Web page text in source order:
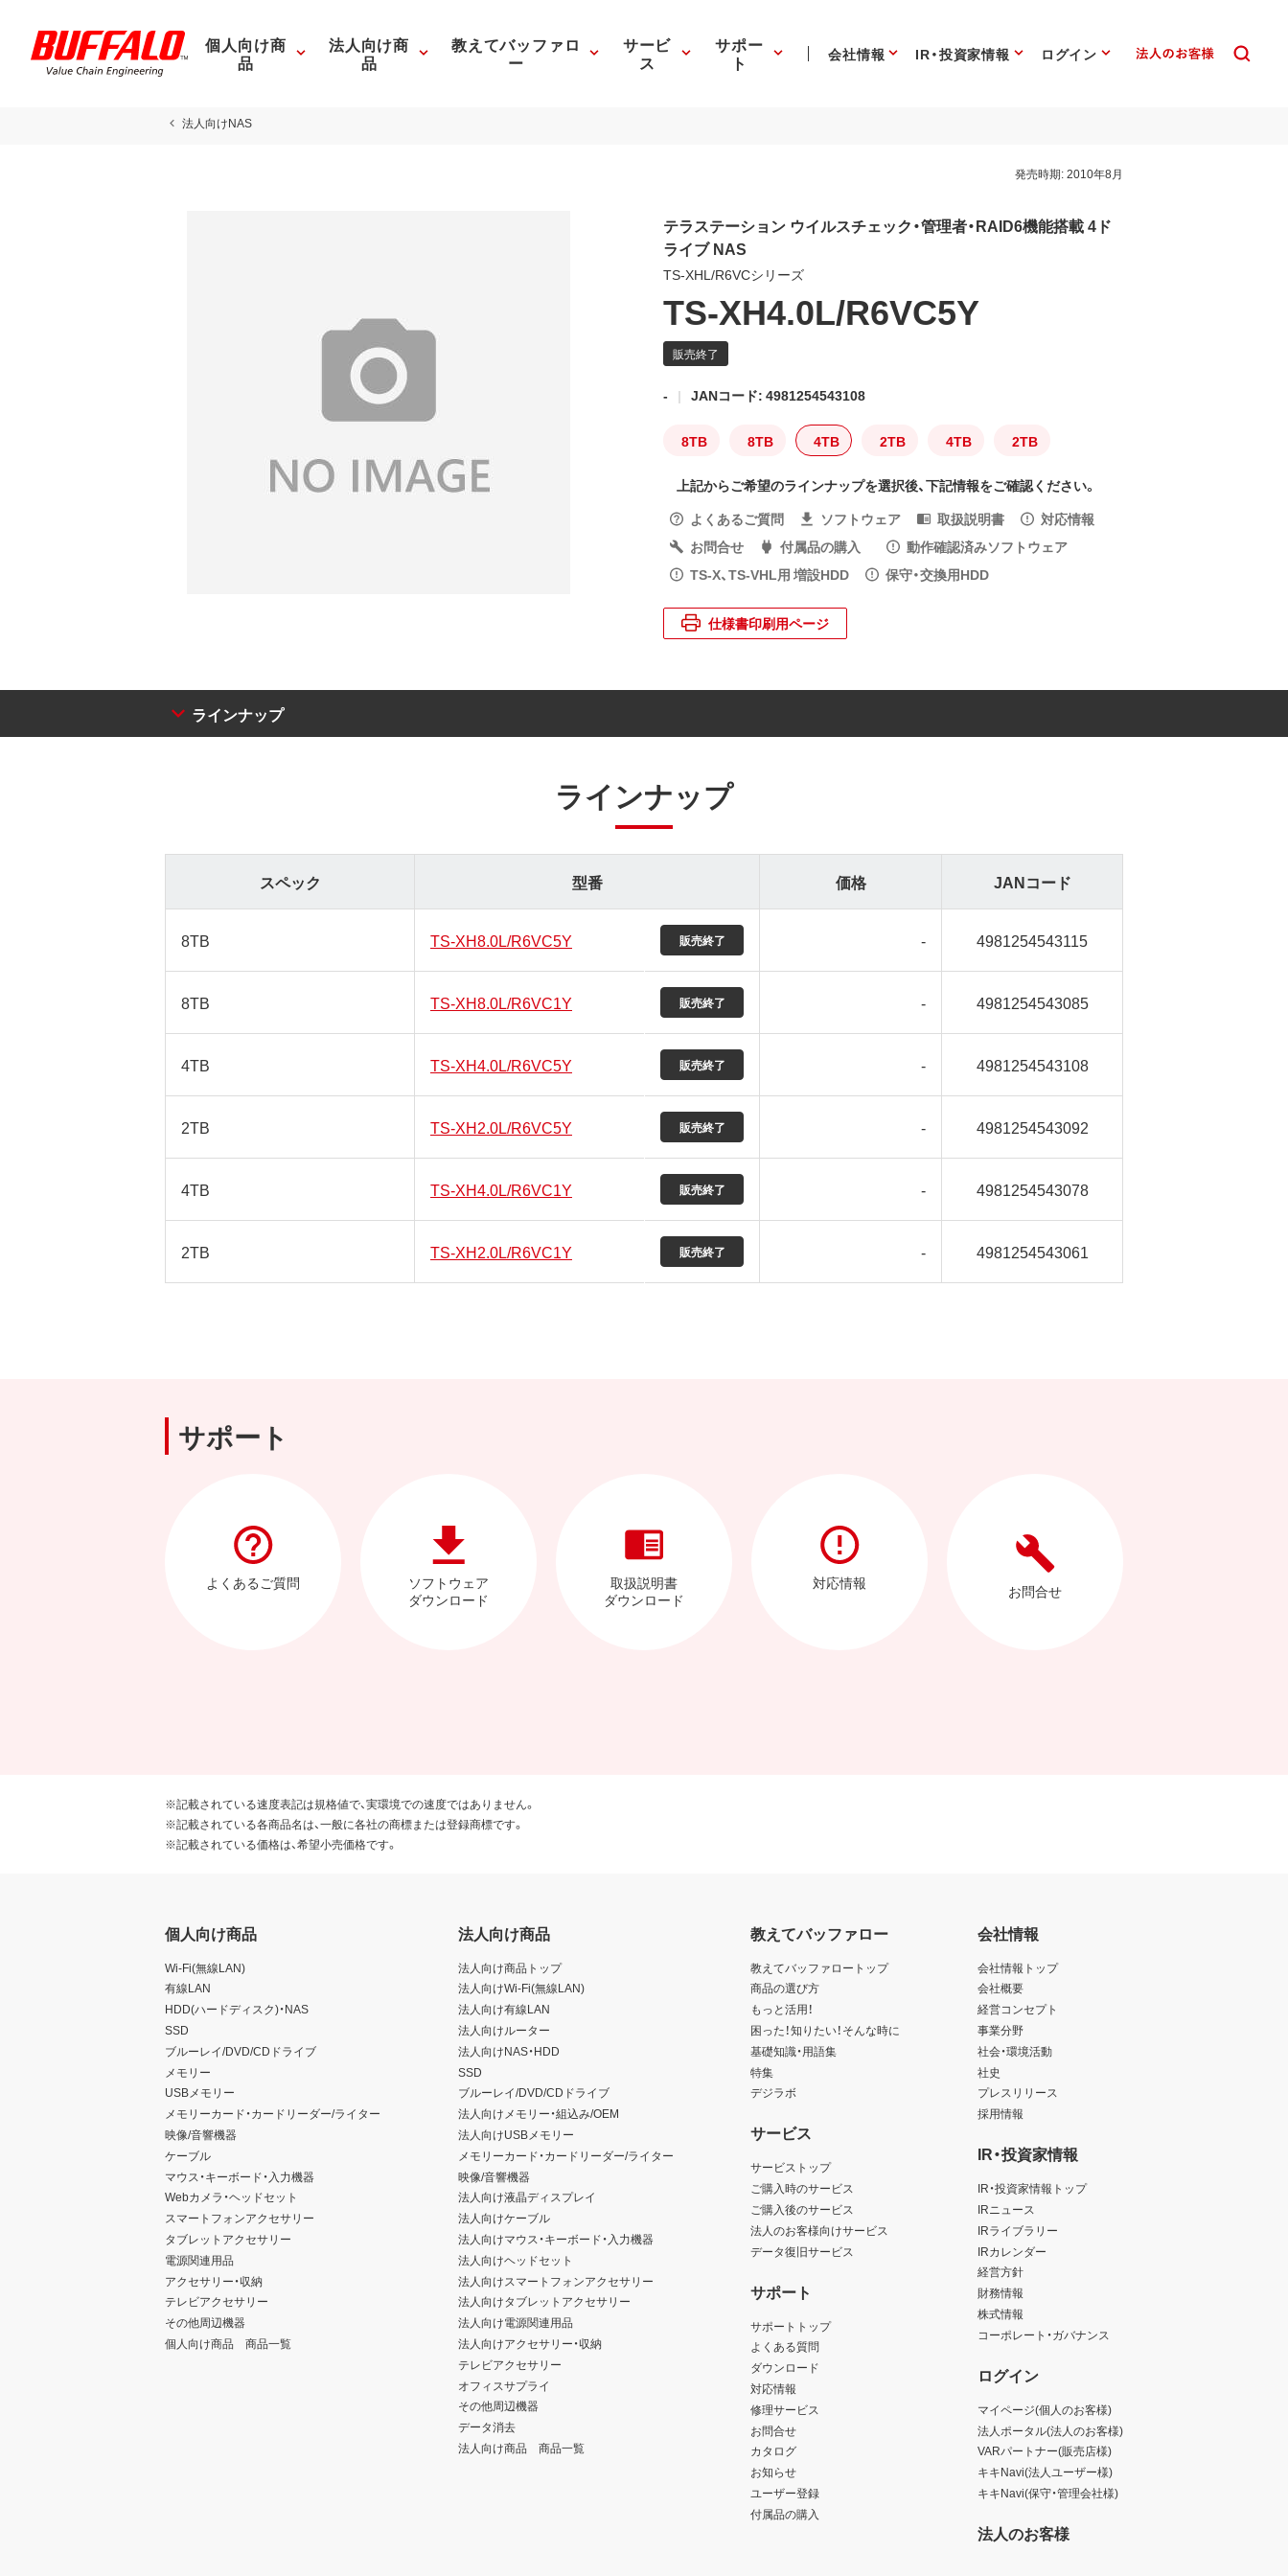
個人向け商
品
法人向け商
品
教えてバッファロ
ー
サービ
ス
サポー
ト 会社情報 IR・投資家情報 ログイン
法人向けNAS
発売時期:2010年8月
テラステーション ウイルスチェック・管理者・RAID6機能搭載 4ド
ライブ NAS
TS-XHL/R6VCシリーズ
TS-XH4.0L/R6VC5Y
- JANコード: 4981254543108
8TB 8TB 4TB 2TB 4TB 2TB
上記からご希望のラインナップを選択後、下記情報をご確認ください。
よくあるご質問
ソフトウェア 取扱説明書
対応情報
お問合せ
付属品の購入
動作確認済みソフトウェア
TS-X、TS-VHL用 増設HDD
保守・交換用HDD
仕様書印刷用ページ
ラインナップ
ラインナップ
スペック 型番 価格 JANコード
8TB TS-XH8.0L/R6VC5Y - 4981254543115
8TB TS-XH8.0L/R6VC1Y - 4981254543085
4TB TS-XH4.0L/R6VC5Y - 4981254543108
2TB TS-XH2.0L/R6VC5Y - 4981254543092
4TB TS-XH4.0L/R6VC1Y - 4981254543078
2TB TS-XH2.0L/R6VC1Y - 4981254543061
サポート
よくあるご質問
ソフトウェア
ダウンロード
取扱説明書
ダウンロード
対応情報 お問合せ
※記載されている速度表記は規格値で、実環境での速度ではありません。
※記載されている各商品名は、一般に各社の商標または登録商標です。
※記載されている価格は、希望小売価格です。
個人向け商品
Wi-Fi(無線LAN)
有線LAN
HDD(ハードディスク)・NAS
SSD
ブルーレイ/DVD/CDドライブ
メモリー
USBメモリー
メモリーカード・カードリーダー/ライター
映像/音響機器
ケーブル
マウス・キーボード・入力機器
Webカメラ・ヘッドセット
スマートフォンアクセサリー
タブレットアクセサリー
電源関連用品
アクセサリー・収納
テレビアクセサリー
その他周辺機器
個人向け商品 商品一覧
法人向け商品
法人向け商品トップ
法人向けWi-Fi(無線LAN)
法人向け有線LAN
法人向けルーター
法人向けNAS・HDD
SSD
ブルーレイ/DVD/CDドライブ
法人向けメモリー・組込み/OEM
法人向けUSBメモリー
メモリーカード・カードリーダー/ライター
映像/音響機器
法人向け液晶ディスプレイ
法人向けケーブル
法人向けマウス・キーボード・入力機器
法人向けヘッドセット
法人向けスマートフォンアクセサリー
法人向けタブレットアクセサリー
法人向け電源関連用品
法人向けアクセサリー・収納
テレビアクセサリー
オフィスサプライ
その他周辺機器
データ消去
法人向け商品 商品一覧
教えてバッファロー
教えてバッファロートップ
商品の選び方
もっと活用！
困った！知りたい！そんな時に
基礎知識・用語集
特集
デジラボ
サービス
サービストップ
ご購入時のサービス
ご購入後のサービス
法人のお客様向けサービス
データ復旧サービス
サポート
サポートトップ
よくある質問
ダウンロード
対応情報
修理サービス
お問合せ
カタログ
お知らせ
ユーザー登録
付属品の購入
会社情報
会社情報トップ
会社概要
経営コンセプト
事業分野
社会・環境活動
社史
プレスリリース
採用情報
IR・投資家情報
IR・投資家情報トップ
IRニュース
IRライブラリー
IRカレンダー
経営方針
財務情報
株式情報
コーポレート・ガバナンス
ログイン
マイページ(個人のお客様)
法人ポータル(法人のお客様)
VARパートナー(販売店様)
キキNavi(法人ユーザー様)
キキNavi(保守・管理会社様)
法人のお客様